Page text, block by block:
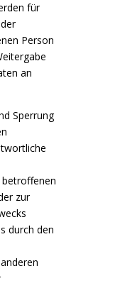
für
Person
an
Sperrung
zur
durch den